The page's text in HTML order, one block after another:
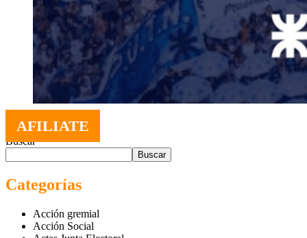
AFILIATE
Buscar
Buscar
Categorías
Acción gremial
Acción Social